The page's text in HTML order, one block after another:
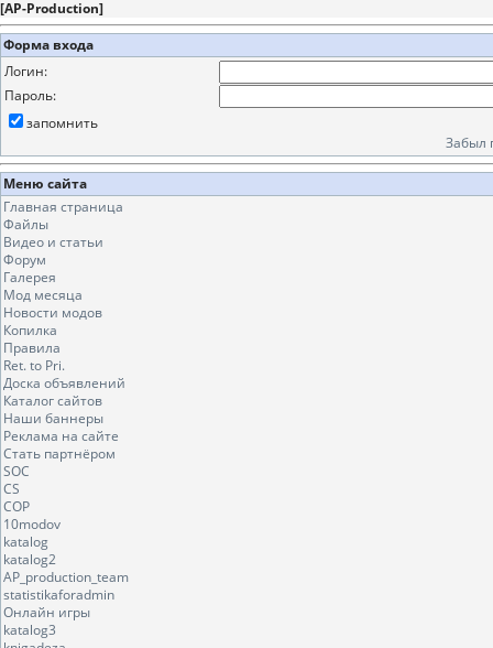
[AP-Production]
Форма входа
Логин:
Пароль:
запомнить
Забыл
Меню сайта
Главная страница
Файлы
Видео и статьи
Форум
Галерея
Мод месяца
Новости модов
Копилка
Правила
Ret. to Pri.
Доска объявлений
Каталог сайтов
Наши баннеры
Реклама на сайте
Стать партнёром
SOC
CS
COP
10modov
katalog
katalog2
AP_production_team
statistikaforadmin
Онлайн игры
katalog3